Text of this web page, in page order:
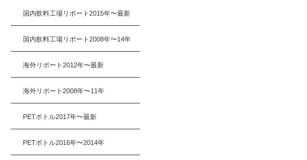
国内飲料工場リポート2015年〜最新
国内飲料工場リポート2008年〜14年
海外リポート2012年〜最新
海外リポート2008年〜11年
PETボトル2017年〜最新
PETボトル2016年〜2014年